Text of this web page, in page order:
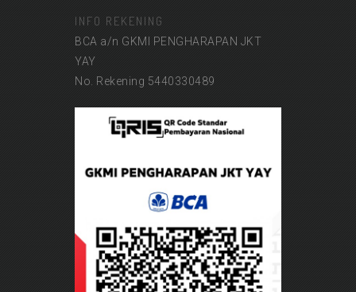
INFO REKENING
BCA a/n GKMI PENGHARAPAN JKT
YAY
No. Rekening 5440330489